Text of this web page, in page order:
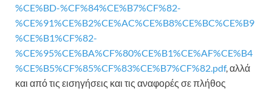
%CE%BD-%CF%84%CE%B7%CF%82-
%CE%91%CE%B2%CE%AC%CE%B8%CE%BC%CE%B9
%CE%B1%CF%82-
%CE%95%CE%BA%CF%80%CE%B1%CE%AF%CE%B4
%CE%B5%CF%85%CF%83%CE%B7%CF%82.pdf, αλλά
και από τις εισηγήσεις και τις αναφορές σε πλήθος